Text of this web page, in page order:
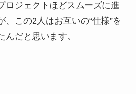
ロジェクトほどスムーズに進
、この2人はお互いの“仕様”を
んだと思います。